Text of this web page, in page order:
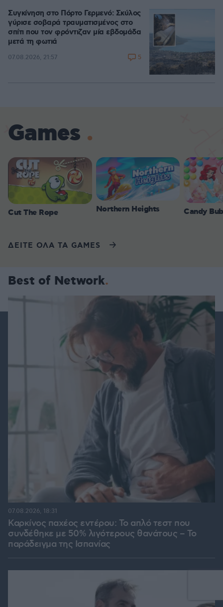
Συγκίνηση στο Πόρτο Γερμενό: Σκύλος
γύρισε σοβαρά τραυματισμένος στο
σπίτι που τον φρόντιζαν μία εβδομάδα
μετά τη φωτιά
07.08.2026, 21:57 5
Games
Cut The Rope Northern Heights Candy
ΔΕΙΤΕ ΟΛΑ ΤΑ GAMES
Best of Network
Καρκίνος παχέος εντέρου: Το απλό τεστ που
συνδέθηκε με 50% λιγότερους θανάτους – Το
παράδειγμα της Ισπανίας
07.08.2026, 18:31